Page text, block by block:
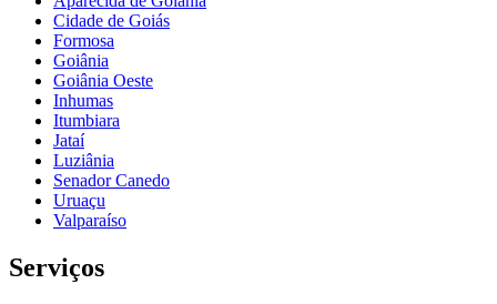
Cidade de Goiás
Formosa
Goiânia
Goiânia Oeste
Inhumas
Itumbiara
Jataí
Luziânia
Senador Canedo
Uruaçu
Valparaíso
Serviços